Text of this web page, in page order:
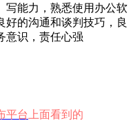
写能力，熟悉使用办公软
好的沟通和谈判技巧，良
意识，责任心强
平台 上面看到的